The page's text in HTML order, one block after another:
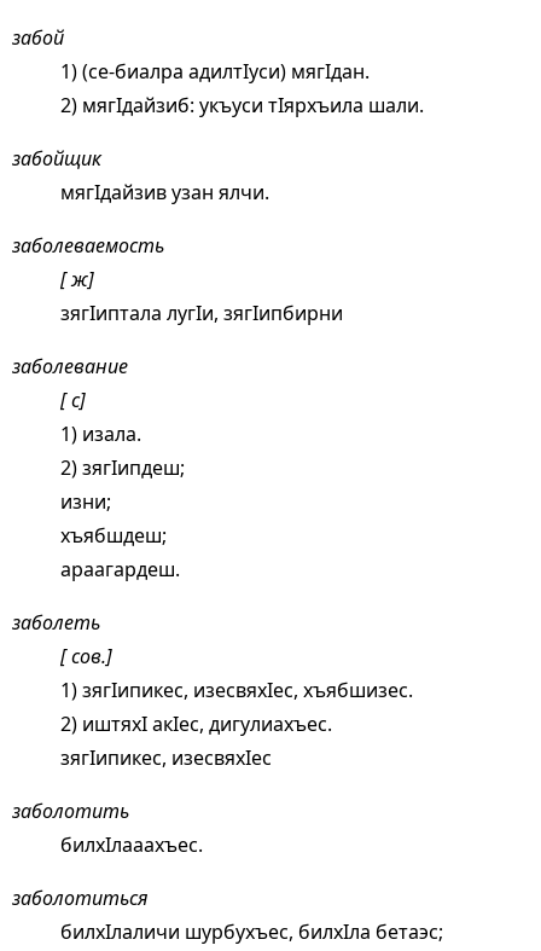
забой
1) (се-биалра адилтIуси) мягIдан.
2) мягIдайзиб: укъуси тIярхъила шали.
забойщик
мягIдайзив узан ялчи.
заболеваемость
[ ж]
зягIиптала лугIи, зягIипбирни
заболевание
[ с]
1) изала.
2) зягIипдеш;
изни;
хъябшдеш;
араагардеш.
заболеть
[ сов.]
1) зягIипикес, изесвяхIес, хъябшизес.
2) иштяхI акIес, дигулиахъес.
зягIипикес, изесвяхIес
заболотить
билхIлааахъес.
заболотиться
билхIлаличи шурбухъес, билхIла бетаэс;